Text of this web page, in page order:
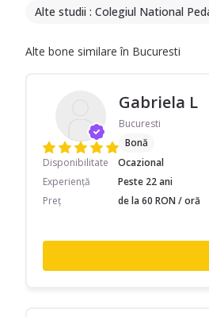
Alte studii : Colegiul National
Alte bone similare în Bucuresti
Gabriela L
Bucuresti
Bonă
Disponibilitate
Ocazional
Experiență
Peste 22 ani
Preț
de la 60 RON / oră